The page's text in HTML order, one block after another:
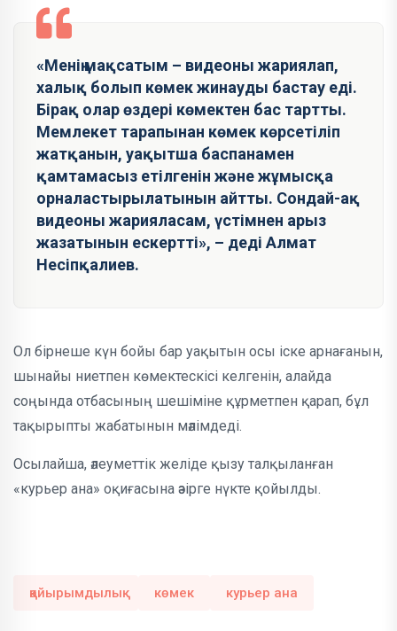
«Менің мақсатым – видеоны жариялап,
халық болып көмек жинауды бастау еді.
Бірақ олар өздері көмектен бас тартты.
Мемлекет тарапынан көмек көрсетіліп
жатқанын, уақытша баспанамен
қамтамасыз етілгенін және жұмысқа
орналастырылатынын айтты. Сондай-ақ
видеоны жарияласам, үстімнен арыз
жазатынын ескертті», – деді Алмат
Несіпқалиев.
Ол бірнеше күн бойы бар уақытын осы іске арнағанын,
шынайы ниетпен көмектескісі келгенін, алайда
соңында отбасының шешіміне құрметпен қарап, бұл
тақырыпты жабатынын мәлімдеді.
Осылайша, әлеуметтік желіде қызу талқыланған
«курьер ана» оқиғасына әзірге нүкте қойылды.
қайырымдылық көмек курьер ана